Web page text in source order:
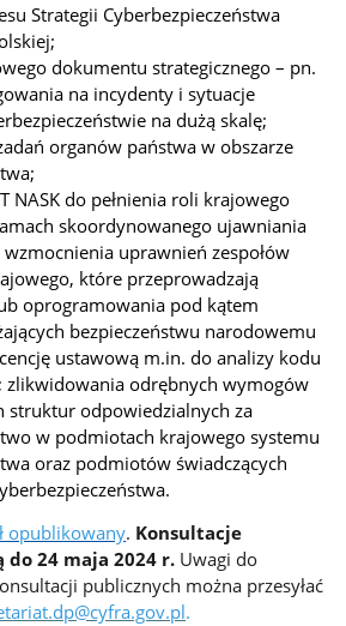
Strategii Cyberbezpieczeństwa
dokumentu strategicznego – pn.
na incydenty i sytuacje
na dużą skalę;
organów państwa w obszarze
NASK do pełnienia roli krajowego
skoordynowanego ujawniania
wzmocnienia uprawnień zespołów
które przeprowadzają
oprogramowania pod kątem
bezpieczeństwu narodowemu
ustawową m.in. do analizy kodu
zlikwidowania odrębnych wymogów
struktur odpowiedzialnych za
w podmiotach krajowego systemu
oraz podmiotów świadczących
opublikowany. Konsultacje
24 maja 2024 r. Uwagi do
publicznych można przesyłać
.